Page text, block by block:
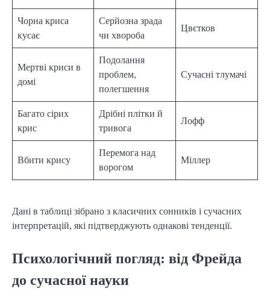
Чорна криса
кусає
Серйозна зрада
чи хвороба
Цвєтков
Мертві криси в
домі
Подолання
проблем,
полегшення
Сучасні тлумачі
Багато сірих
крис
Дрібні плітки й
тривога
Лофф
Вбити крису
Перемога над
ворогом
Міллер
Дані в таблиці зібрано з класичних сонників і сучасних
інтерпретацій, які підтверджують однакові тенденції.
Психологічний погляд: від Фрейда
до сучасної науки